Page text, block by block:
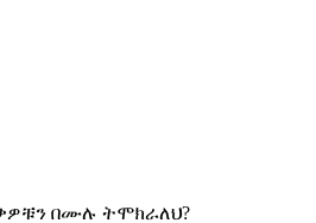
በሙሉ ትሞክራለህ?